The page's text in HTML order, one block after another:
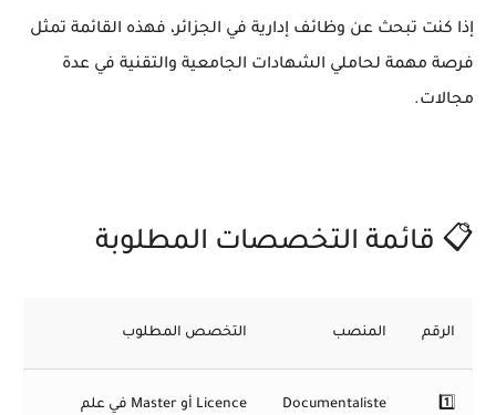
إذا كنت تبحث عن وظائف إدارية في الجزائر، فهذه القائمة تمثل
فرصة مهمة لحاملي الشهادات الجامعية والتقنية في عدة
مجالات.
📋 قائمة التخصصات المطلوبة
الرقم المنصب التخصص المطلوب
1️⃣
Documentaliste Licence أو Master في علم